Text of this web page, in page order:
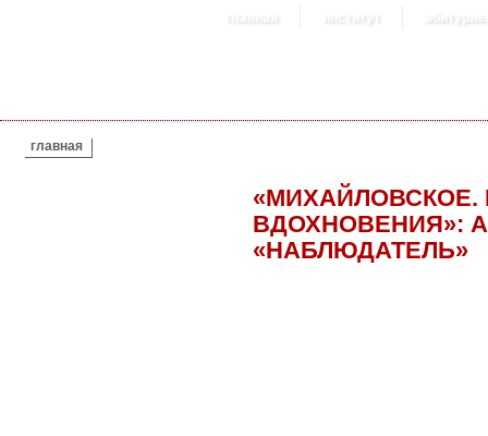
главная институт
ВЫ ЗДЕСЬ
главная
ВДОХНОВЕНИЯ»:
«НАБЛЮДАТЕЛЬ»